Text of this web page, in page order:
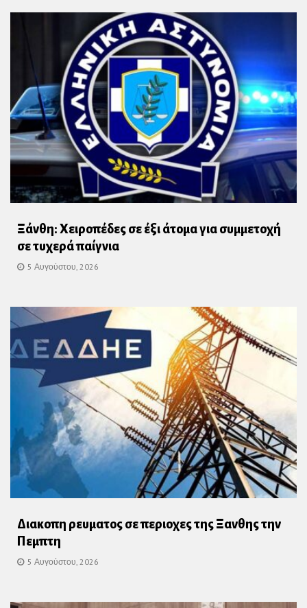
Ξάνθη: Χειροπέδες σε έξι άτομα για συμμετοχή
σε τυχερά παίγνια
5 Αυγούστου, 2026
Διακοπη ρευματος σε περιοχες της Ξανθης την
Πεμπτη
5 Αυγούστου, 2026